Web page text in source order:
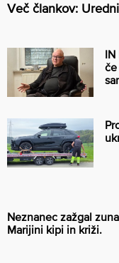
Več člankov:
IN
če
Neznanec zažgal
Marijini kipi in križi.